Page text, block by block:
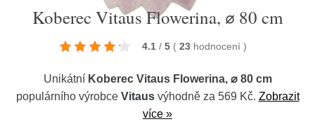
Koberec Vitaus Flowerina, ⌀ 80 cm
4.1 / 5 ( 23 hodnocení )
Unikátní Koberec Vitaus Flowerina, ⌀ 80 cm
populárního výrobce Vitausvýhodně za 569 Kč. Zobrazit
více »